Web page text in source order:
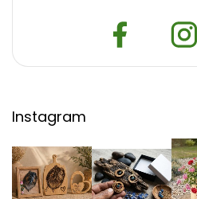
Instagram